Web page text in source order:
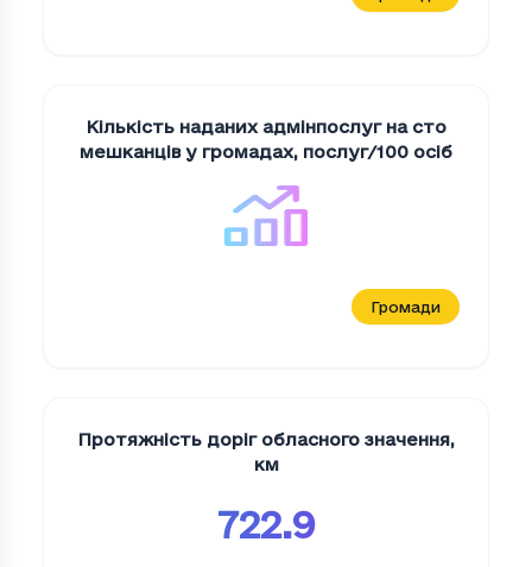
Кількість наданих адмінпослуг на сто
мешканців у громадах, послуг/100 осіб
Громади
Протяжність доріг обласного значення,
км
722.9